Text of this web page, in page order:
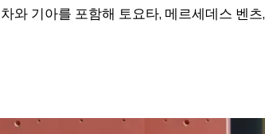
와 기아를 포함해 토요타, 메르세데스 벤